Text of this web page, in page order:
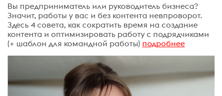
Вы предприниматель или руководитель бизнеса?
Значит, работы у вас и без контента невпроворот.
Здесь 4 совета, как сократить время на создание
контента и оптимизировать работу с подрядчиками
(+ шаблон для командной работы) подробнее